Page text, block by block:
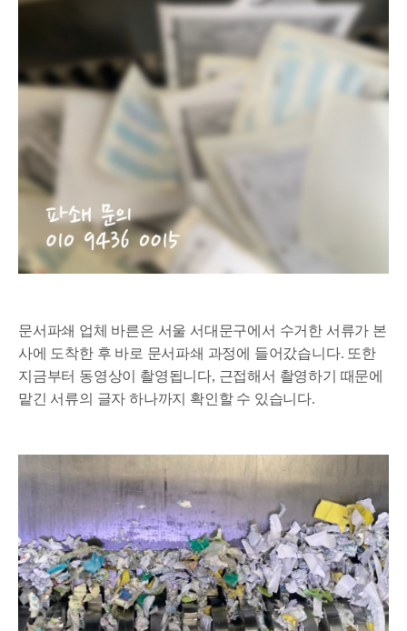
문서파쇄 업체 바른은 서울 서대문구에서 수거한 서류가 본
사에 도착한 후 바로 문서파쇄 과정에 들어갔습니다. 또한
지금부터 동영상이 촬영됩니다, 근접해서 촬영하기 때문에
맡긴 서류의 글자 하나까지 확인할 수 있습니다.